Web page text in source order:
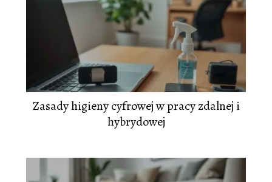
Zasady higieny cyfrowej w pracy zdalnej i
hybrydowej